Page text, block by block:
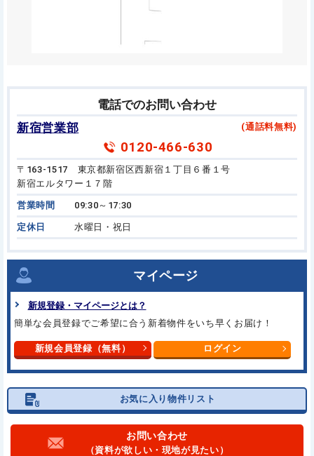
電話でのお問い合わせ
新宿営業部
(通話料無料)
0120-466-630
〒163-1517 東京都新宿区西新宿１丁目６番１号
新宿エルタワー１７階
営業時間 09:30～17:30
定休日 水曜日・祝日
マイページ
新規登録・マイページとは？
簡単な会員登録でご希望に合う 新着物件をいち早くお届け！
新規会員登録（無料） ログイン
お気に入り物件リスト
お問い合わせ
（資料が欲しい・現地が見たい）